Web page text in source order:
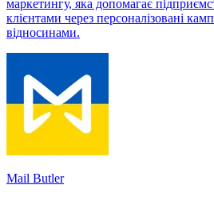
маркетингу, яка допомагає
клієнтами через персоналізовані
відносинами.
Mail Butler